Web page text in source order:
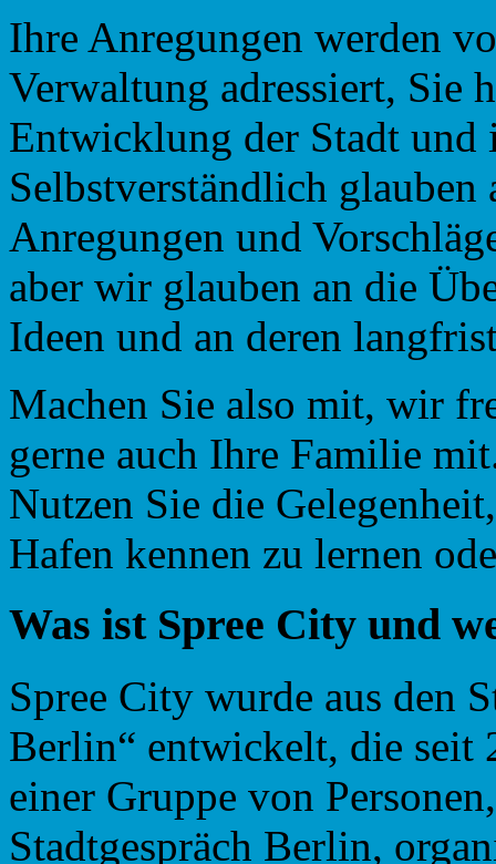
Ihre Anregungen werden
Verwaltung adressiert, Sie
Entwicklung der Stadt und
Selbstverständlich
Anregungen und
aber wir glauben an die
Ideen und an deren
Machen Sie also mit, wir
gerne auch Ihre Familie
Nutzen Sie die
Hafen kennen zu lernen
Was ist Spree City und
Spree City wurde aus den
Berlin“ entwickelt, die seit
einer Gruppe von
Stadtgespräch Berlin,